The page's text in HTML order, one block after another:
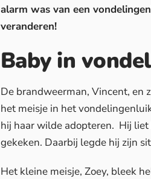
alarm was van een
veranderen!
Baby in
De brandweerman, Vincent, en
het meisje in het
hij haar wilde adopteren. Hij liet
gekeken. Daarbij legde hij zijn
Het kleine meisje, Zoey, bleek